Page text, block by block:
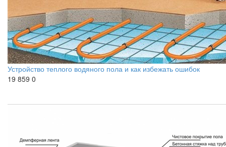
Устройство теплого водяного пола и как избежать ошибок
19 859 0